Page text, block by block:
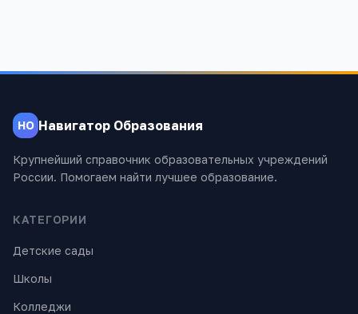
НО Навигатор Образования
Крупнейший справочник образовательных учреждений
России. Помогаем найти лучшее образование.
КАТЕГОРИИ
Детские сады
Школы
Колледжи